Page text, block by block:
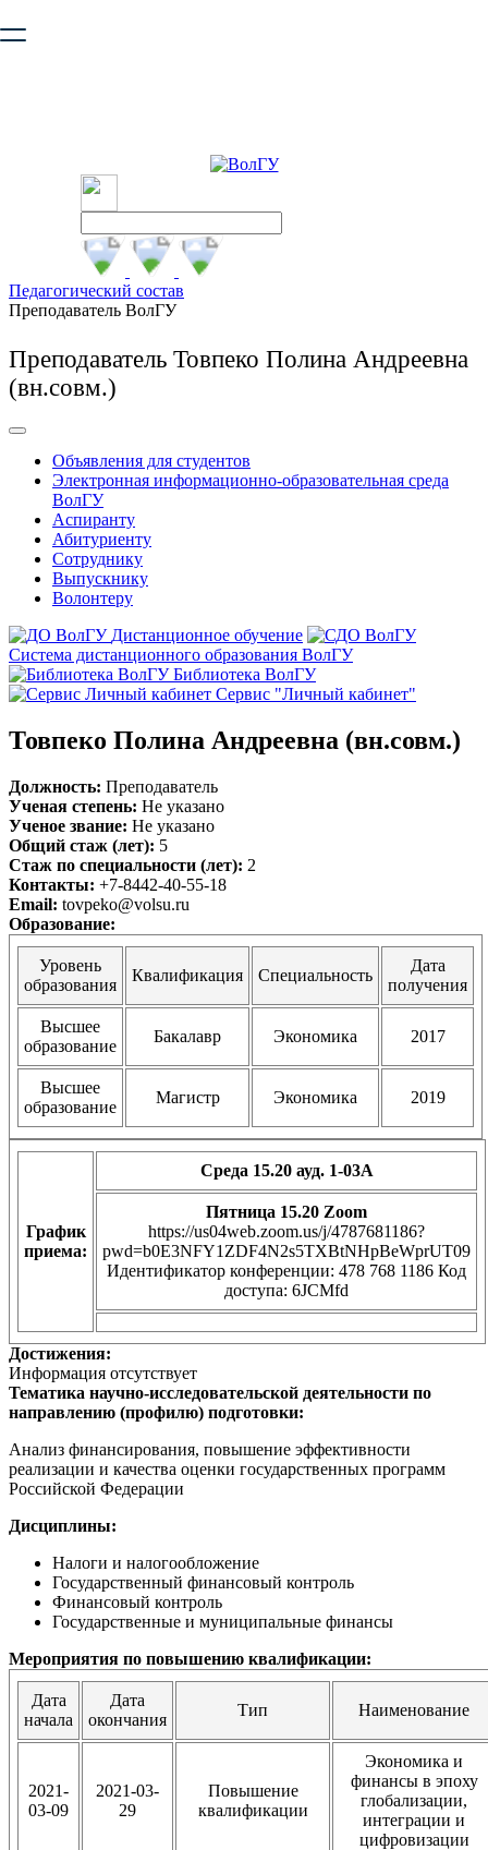
безопасную работу с сайтом. Пожалуйста
Педагогический состав
Преподаватель ВолГУ
Преподаватель Товпеко Полина Андреевна
(вн.совм.)
Объявления для студентов
Электронная информационно-образовательная среда
ВолГУ
Аспиранту
Абитуриенту
Сотруднику
Выпускнику
Волонтеру
Дистанционное обучение
Система дистанционного образования ВолГУ
Библиотека ВолГУ
Сервис "Личный кабинет"
Товпеко Полина Андреевна (вн.совм.)
Должность: Преподаватель
Ученая степень: Не указано
Ученое звание: Не указано
Общий стаж (лет): 5
Стаж по специальности (лет): 2
Контакты: +7-8442-40-55-18
Email: tovpeko@volsu.ru
Образование:
Уровень
образования
Квалификация Специальность
Дата
получения
Высшее
образование
Бакалавр Экономика 2017
Высшее
образование
Магистр Экономика 2019
График
приема:
Среда 15.20 ауд. 1-03А
Пятница 15.20 Zoom
https://us04web.zoom.us/j/4787681186?
pwd=b0E3NFY1ZDF4N2s5TXBtNHpBeWprUT09
Идентификатор конференции: 478 768 1186 Код
доступа: 6JCMfd
Достижения:
Информация отсутствует
Тематика научно-исследовательской деятельности по
направлению (профилю) подготовки:
Анализ финансирования, повышение эффективности
реализации и качества оценки государственных программ
Российской Федерации
Дисциплины:
Налоги и налогообложение
Государственный финансовый контроль
Финансовый контроль
Государственные и муниципальные финансы
Мероприятия по повышению квалификации:
Дата
начала
Дата
окончания
Тип Наименование
2021-
03-09
2021-03-
29
Повышение
квалификации
Экономика и
финансы в эпоху
глобализации,
интеграции и
цифровизации